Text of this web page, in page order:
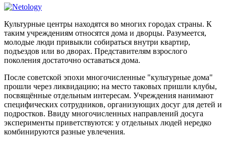
Культурные центры находятся во многих городах страны. К
таким учреждениям относятся дома и дворцы. Разумеется,
молодые люди привыкли собираться внутри квартир,
подъездов или во дворах. Представителям взрослого
поколения достаточно оставаться дома.
После советской эпохи многочисленные "культурные дома"
прошли через ликвидацию; на место таковых пришли клубы,
посвящённые отдельным интересам. Учреждения нанимают
специфических сотрудников, организующих досуг для детей и
подростков. Ввиду многочисленных направлений досуга
эксперименты приветствуются: у отдельных людей нередко
комбинируются разные увлечения.